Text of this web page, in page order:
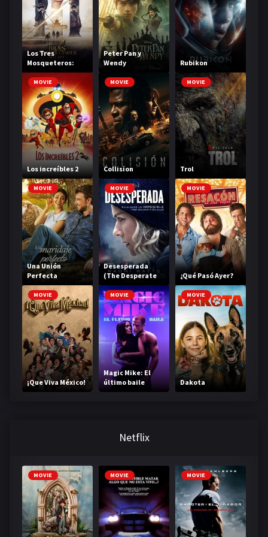
Los Tres
Mosqueteros:
Milady
Peter Pan y
Wendy
Rubikon
MOVIE
Los increíbles 2
MOVIE
Collision
MOVIE
Trol
MOVIE
Una Unión
Perfecta
MOVIE
Desesperada
(The Desperate
Hour)
MOVIE
¿Qué Pasó Ayer?
MOVIE
¡Que Viva México!
MOVIE
Magic Mike: El
último baile
MOVIE
Dakota
Netflix
MOVIE MOVIE MOVIE